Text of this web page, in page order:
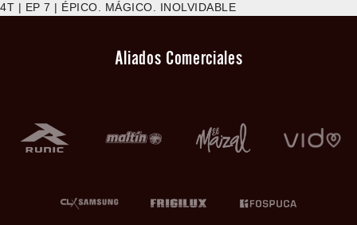
4T | EP 7 | ÉPICO. MÁGICO. INOLVIDABLE
Aliados Comerciales